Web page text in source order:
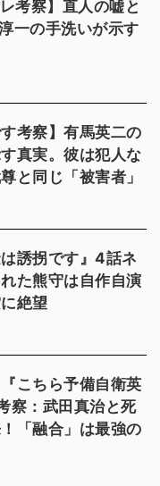
考察】直人の嘘と
一の手洗いが示す
考察】有馬英二の
真実。彼は犯人な
と同じ「被害者」
誘拐です』4話ネ
た熊守は自作自演
絶望
こちら予備自衛英
察：武田真治と死
「融合」は最強の